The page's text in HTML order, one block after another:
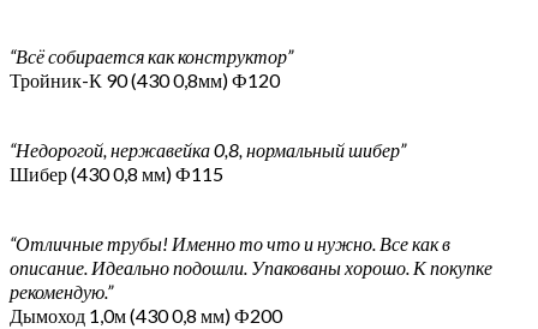
“Всё собирается как конструктор”
Тройник-К 90 (430 0,8мм) Ф120
“Недорогой, нержавейка 0,8, нормальный шибер”
Шибер (430 0,8 мм) Ф115
“Отличные трубы! Именно то что и нужно. Все как в
описание. Идеально подошли. Упакованы хорошо. К покупке
рекомендую.”
Дымоход 1,0м (430 0,8 мм) Ф200